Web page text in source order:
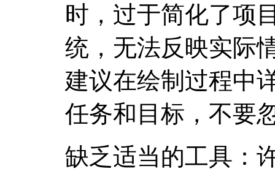
时，过于简化了项
统，无法反映实际
建议在绘制过程中
任务和目标，不要
缺乏适当的工具：